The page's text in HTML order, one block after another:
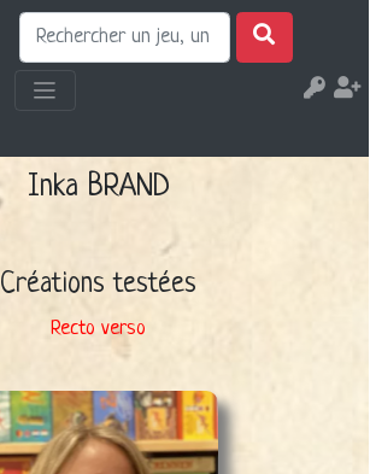
Inka BRAND
Créations testées
Recto verso